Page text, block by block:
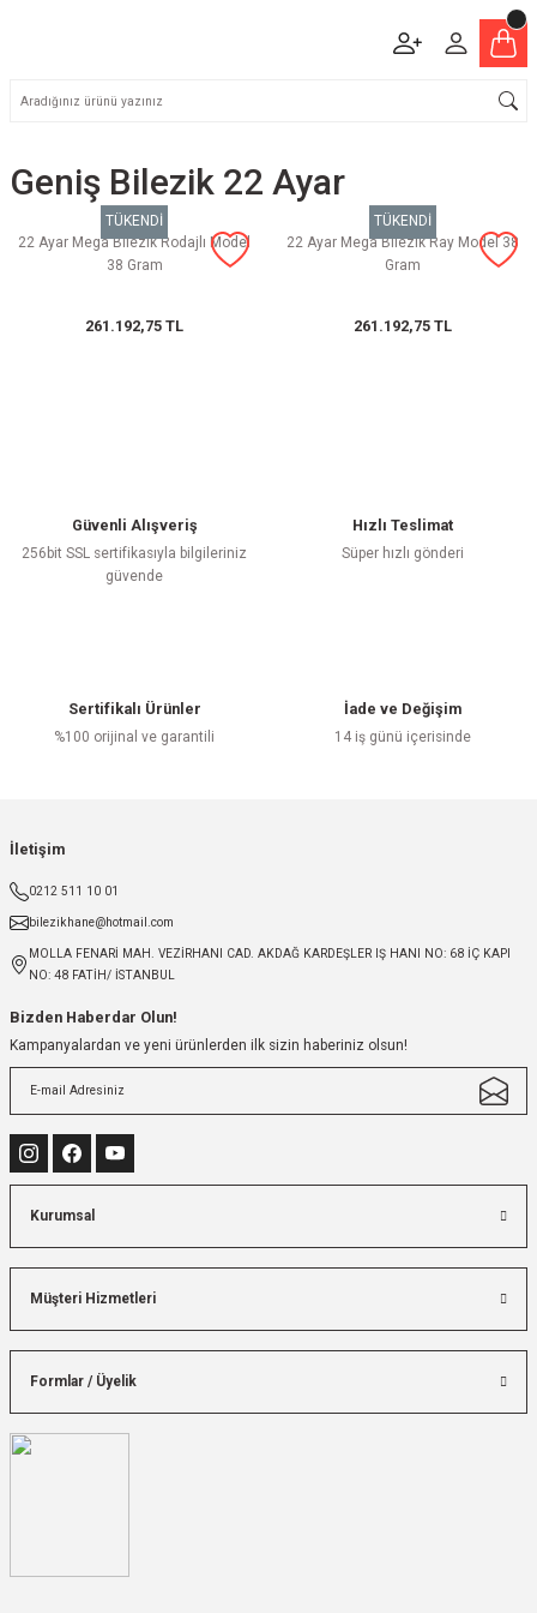
Geniş Bilezik 22 Ayar
TÜKENDİ
22 Ayar Mega Bilezik Rodajlı Model
38 Gram
261.192,75 TL
TÜKENDİ
22 Ayar Mega Bilezik Ray Model 38
Gram
261.192,75 TL
Güvenli Alışveriş
256bit SSL sertifikasıyla bilgileriniz
güvende
Hızlı Teslimat
Süper hızlı gönderi
Sertifikalı Ürünler
%100 orijinal ve garantili
İade ve Değişim
14 iş günü içerisinde
İletişim
0212 511 10 01
bilezikhane@hotmail.com
MOLLA FENARİ MAH. VEZİRHANI CAD. AKDAĞ KARDEŞLER IŞ HANI NO: 68 İÇ KAPI
NO: 48 FATİH/ İSTANBUL
Bizden Haberdar Olun!
Kampanyalardan ve yeni ürünlerden ilk sizin haberiniz olsun!
Kurumsal
Müşteri Hizmetleri
Formlar / Üyelik